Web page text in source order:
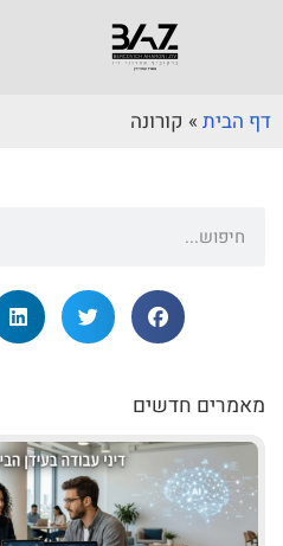
דף הבית » קורונה
מאמרים חדשים